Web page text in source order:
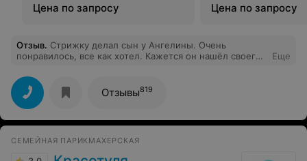
Цена по запросу
Цена по запросу
Отзыв. Стрижку делал сын у Ангелины. Очень
понравилось, все как хотел. Кажется он нашёл своего
Еще
Отзывы819
СЕМЕЙНАЯ ПАРИКМАХЕРСКАЯ